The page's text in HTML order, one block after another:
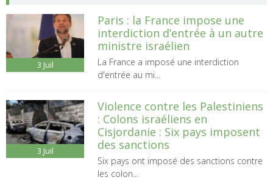
3 Juil
Paris : la France impose une
interdiction d’entrée à un autre
ministre israélien
La France a imposé une interdiction
d'entrée au mi...
3 Juil
Violence contre les Palestiniens
: Colons israéliens en
Cisjordanie : Six pays imposent
des sanctions
Six pays ont imposé des sanctions contre
les colon...